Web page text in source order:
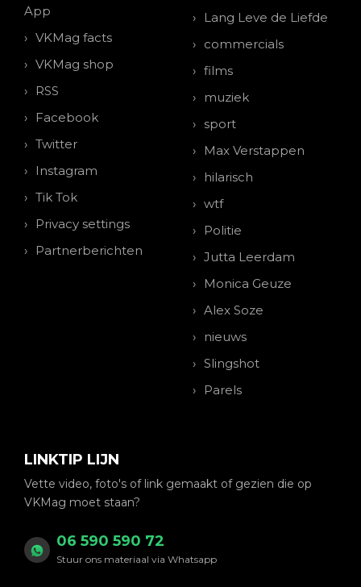
App
VKMag facts
VKMag shop
RSS
Facebook
Twitter
Instagram
Tik Tok
Privacy settings
Partnerberichten
Lang Leve de Liefde
commercials
films
muziek
sport
Max Verstappen
hilarisch
wtf
Politie
Jutta Leerdam
Monica Geuze
Alex Soze
nieuws
Slingshot
Parels
LINKTIP LIJN
Vette video, foto's of link gemaakt of gezien die op
VKMag moet staan?
06 590 590 72
Stuur ons materiaal via Whatsapp